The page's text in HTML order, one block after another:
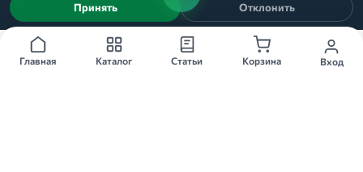
Принять Отклонить
100 шт
ФЕСТАЛ
Главная Каталог Статьи Корзина Вход